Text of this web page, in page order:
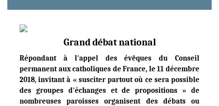
Grand débat national
Répondant à l'appel des évêques du Conseil
permanent aux catholiques de France, le 11 décembre
2018, invitant à « susciter partout où ce sera possible
des groupes d'échanges et de propositions » de
nombreuses paroisses organisent des débats ou